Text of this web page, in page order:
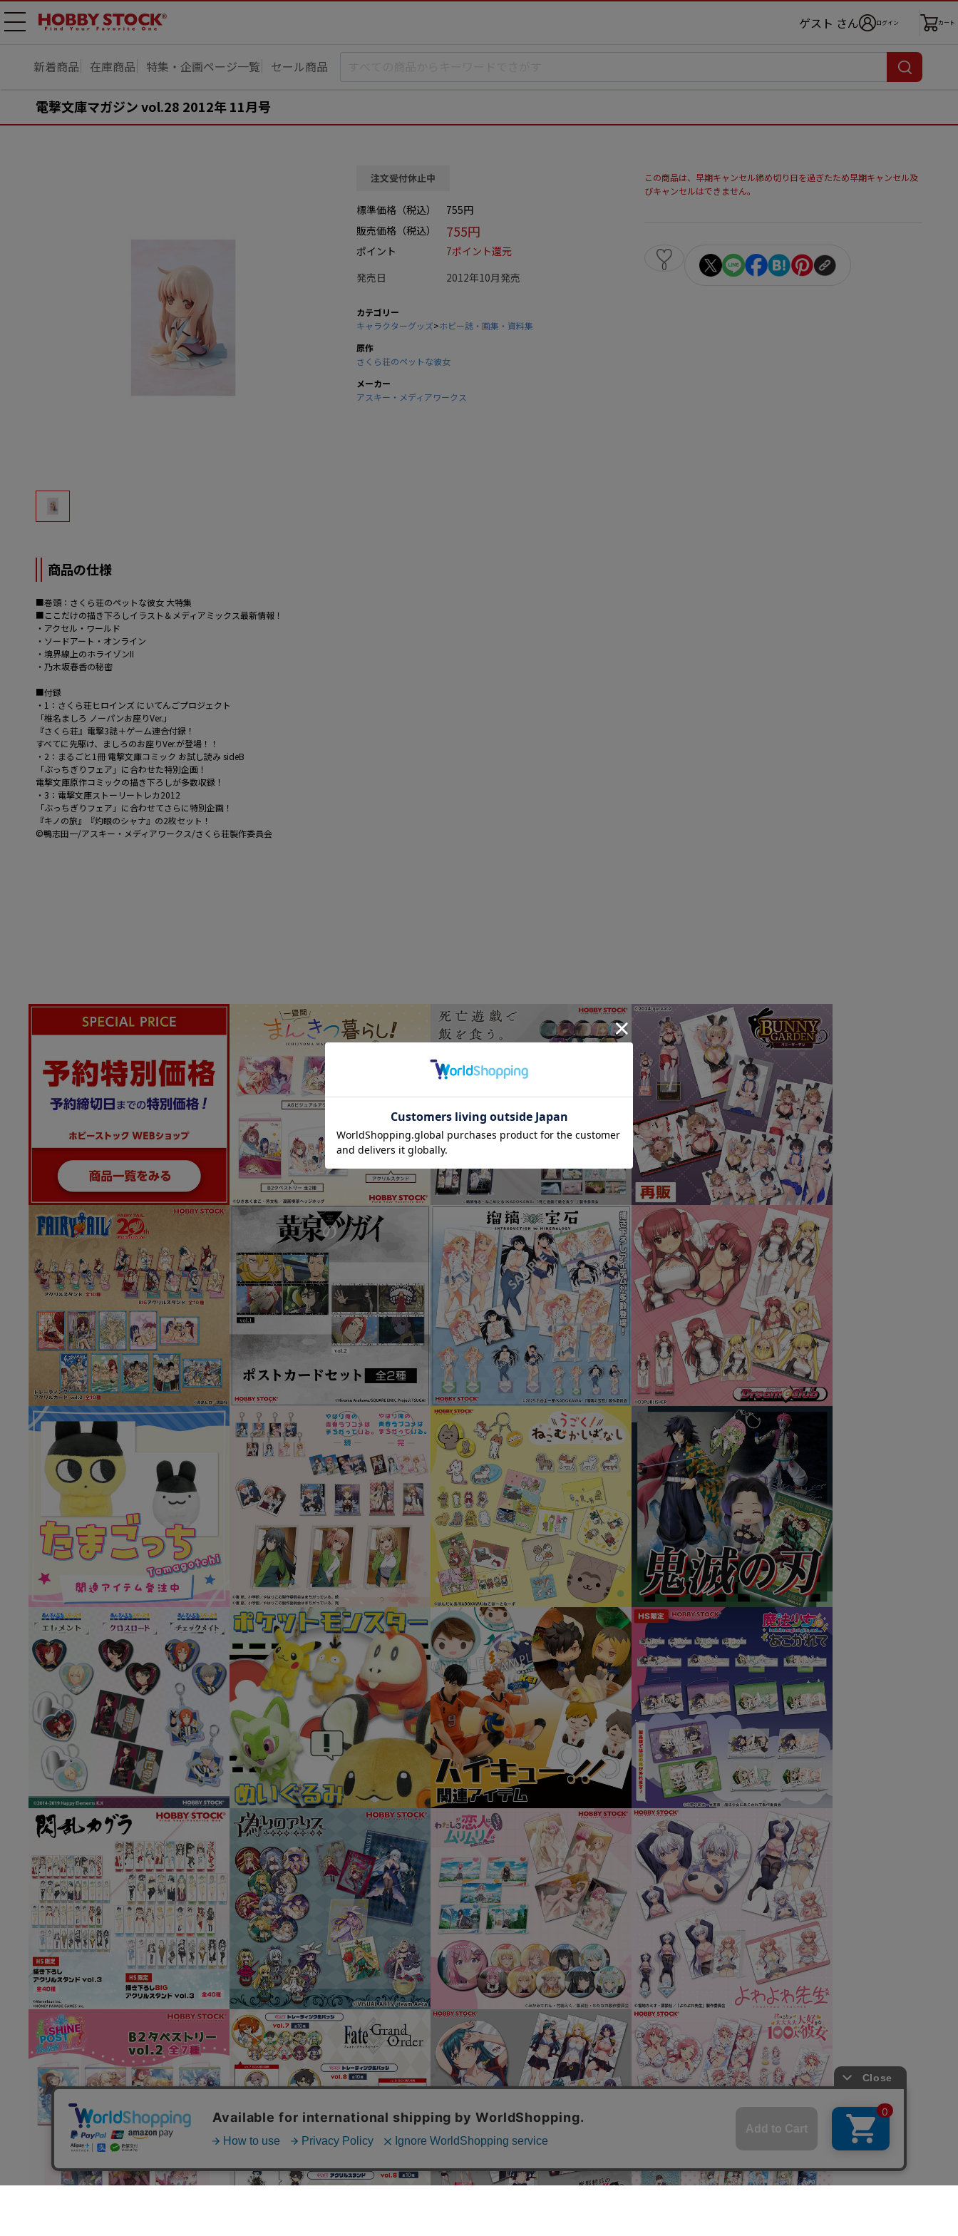
メニ
ゲスト さん ログイン カート
新着商品 在庫商品 特集・企画ページ一覧 セール商品
電撃文庫マガジン vol.28 2012年 11月号
注文受付休止中
標準価格（税込）
755円
販売価格（税込）
755円
ポイント
7ポイント還元
発売日
2012年10月発売
カテゴリー
キャラクターグッズ>ホビー誌・画集・資料集
原作
さくら荘のペットな彼女
メーカー
アスキー・メディアワークス
この商品は、早期キャンセル締め切り日を過ぎたため早期キャンセル及
びキャンセルはできません。
0
商品の仕様
■巻頭：さくら荘のペットな彼女 大特集
■ここだけの描き下ろしイラスト＆メディアミックス最新情報！
・アクセル・ワールド
・ソードアート・オンライン
・境界線上のホライゾンII
・乃木坂春香の秘密
■付録
・1：さくら荘ヒロインズ にいてんごプロジェクト
「椎名ましろ ノーパンお座りVer.」
『さくら荘』電撃3誌＋ゲーム連合付録！
すべてに先駆け、ましろのお座りVer.が登場！！
・2：まるごと1冊 電撃文庫コミック お試し読み sideB
「ぶっちぎりフェア」に合わせた特別企画！
電撃文庫原作コミックの描き下ろしが多数収録！
・3：電撃文庫ストーリートレカ2012
「ぶっちぎりフェア」に合わせてさらに特別企画！
『キノの旅』『灼眼のシャナ』の2枚セット！
©鴨志田一/アスキー・メディアワークス/さくら荘製作委員会